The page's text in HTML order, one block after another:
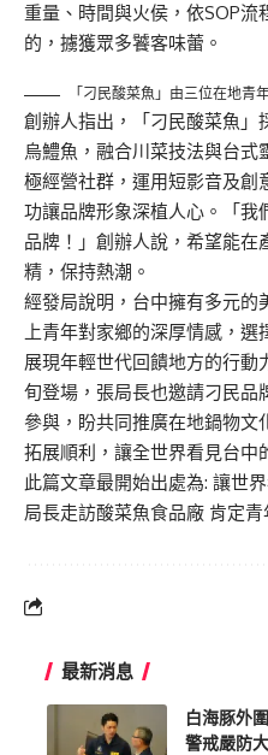
重量、時間與火侯，依SOP流
的，擄獲眾多饕客味蕾。
「刁民酸菜魚」由三位在地青
創辦人指出，「刁民酸菜魚」
烏鱧魚，融合川菜技法與台
極經營社群，運用短影音及創
功讓品牌形象深植人心。「我
品牌！」創辦人說，希望能
精，保持熱潮。
經發局說明，台中擁有多元的
上青年對家鄉的深厚情感，
展現年輕世代回饋地方的行動
旬登場，張局長也邀請刁民品
參與，盼共同推廣在地鍋物
拓展順利，讓全世界看見台中
此篇文章最開始出處為: 讓世
局長走訪酸菜魚食品廠 肯定青
最新消息
白海豚外
警戒嚴防